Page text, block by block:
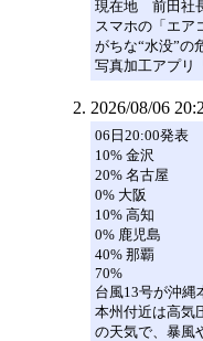
現在地 前田社
スマホの「エ
がちな“水没”の
写真加工アプリ
2026/08/06
06日20:00発表
10% 金沢
20% 名古屋
0% 大阪
10% 高知
0% 鹿児島
40% 那覇
70%
台風13号が沖縄
本州付近は高気
の天気で、暴風